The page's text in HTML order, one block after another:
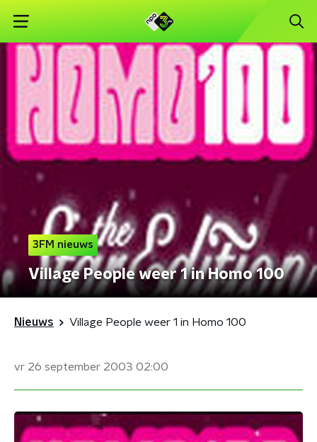
3FM nieuws
Village People weer 1 in Homo 100
Nieuws Village People weer 1 in Homo 100
vr 26 september 2003 02:00